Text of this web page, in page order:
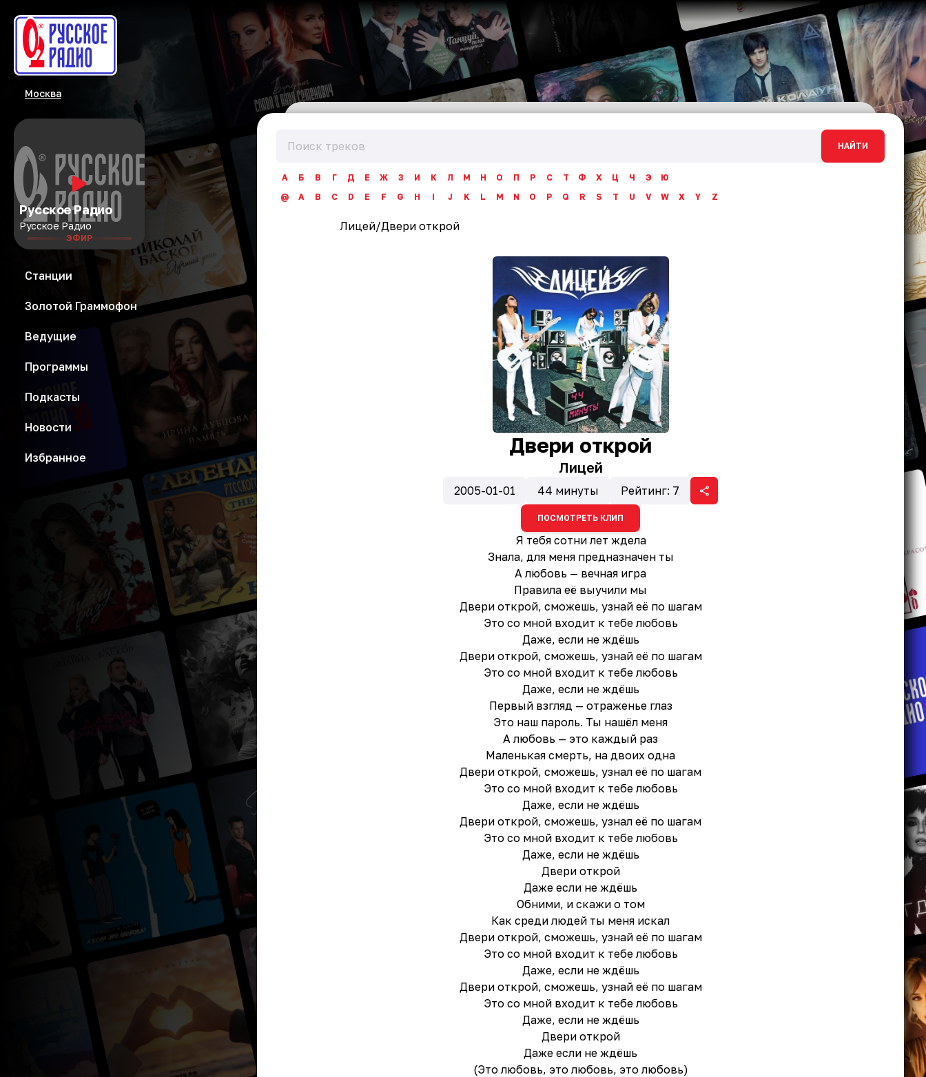
Москва
Русское Радио
Русское Радио
ЭФИР
Станции
Золотой Граммофон
Ведущие
Программы
Подкасты
Новости
Избранное
НАЙТИ
А Б В Г Д Е Ж З И К Л М Н О П Р С Т Ф Х Ц Ч Э
Ю
@
A B C D E F G H I J K L M N O P Q R S T U V W X Y Z
Лицей/Двери открой
Двери открой
Лицей
2005-01-01 44 минуты Рейтинг: 7
ПОСМОТРЕТЬ КЛИП
Я тебя сотни лет ждела
Знала, для меня предназначен ты
А любовь — вечная игра
Правила её выучили мы
Двери открой, сможешь, узнай её по шагам
Это со мной входит к тебе любовь
Даже, если не ждёшь
Двери открой, сможешь, узнай её по шагам
Это со мной входит к тебе любовь
Даже, если не ждёшь
Первый взгляд — отраженье глаз
Это наш пароль. Ты нашёл меня
А любовь — это каждый раз
Маленькая смерть, на двоих одна
Двери открой, сможешь, узнал её по шагам
Это со мной входит к тебе любовь
Даже, если не ждёшь
Двери открой, сможешь, узнал её по шагам
Это со мной входит к тебе любовь
Даже, если не ждёшь
Двери открой
Даже если не ждёшь
Обними, и скажи о том
Как среди людей ты меня искал
Двери открой, сможешь, узнай её по шагам
Это со мной входит к тебе любовь
Даже, если не ждёшь
Двери открой, сможешь, узнай её по шагам
Это со мной входит к тебе любовь
Даже, если не ждёшь
Двери открой
Даже если не ждёшь
(Это любовь, это любовь, это любовь)